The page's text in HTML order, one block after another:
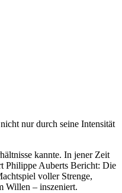
nur durch seine Intensität
kannte. In jener Zeit
Philippe Auberts Bericht: Die
voller Strenge,
Willen – inszeniert.